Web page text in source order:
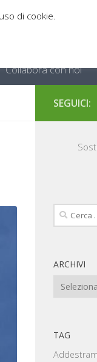
Collabora con noi
SEGUICI:
Ricerca
per:
ARCHIVI
Archivi
TAG
di cookie.